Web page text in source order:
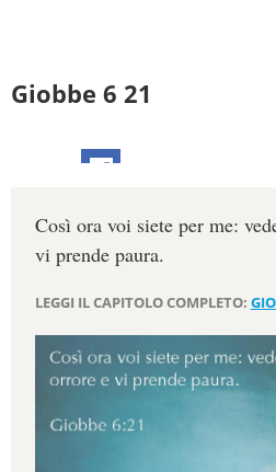
Giobbe 6 21
Così ora voi siete per me:
vi prende paura.
LEGGI IL CAPITOLO COMPLETO: